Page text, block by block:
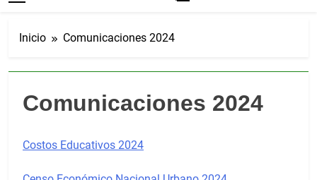
Inicio Comunicaciones 2024
Comunicaciones 2024
Costos Educativos 2024